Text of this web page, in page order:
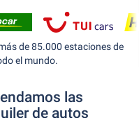
de 85.000 estaciones de
el mundo.
las
de autos